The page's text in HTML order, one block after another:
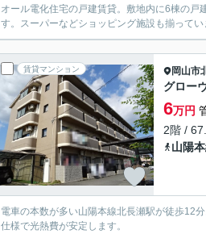
オール電化住宅の戸建賃貸。敷地内に6棟の
す。スーパーなどショッピング施設も揃ってい
賃貸マンション 岡山市
グロー
6万円
2階 /
山陽
電車の本数が多い山陽本線北長瀬駅が徒歩12
仕様で光熱費が安定します。